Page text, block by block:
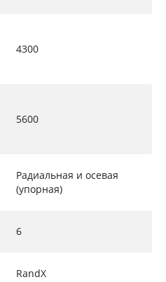
4300
5600
Радиальная и осевая
(упорная)
6
RandX